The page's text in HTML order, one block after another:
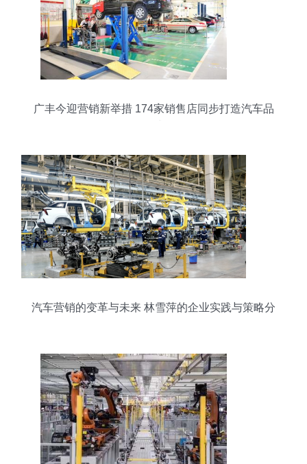
广丰今迎营销新举措 174家销售店同步打造汽车品
汽车营销的变革与未来 林雪萍的企业实践与策略分